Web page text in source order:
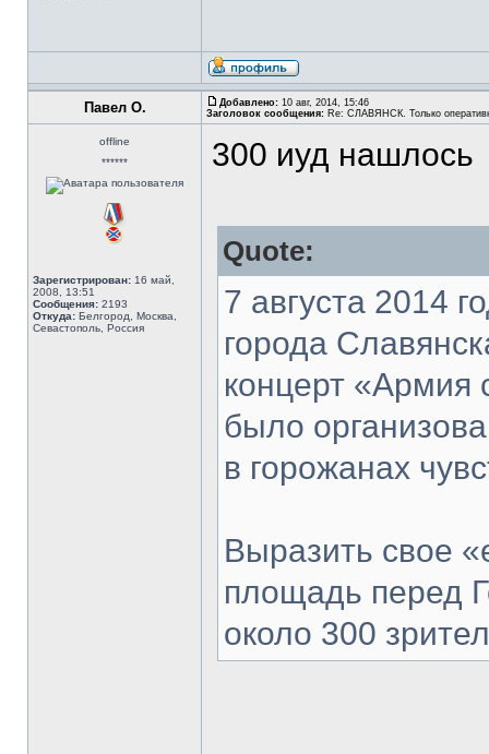
Павел О. Добавлено: 10 авг, 2014, 15:46
Заголовок сообщения: Re: СЛАВЯНСК. Только
offline
******
Зарегистрирован: 16 май,
2008, 13:51
Сообщения: 2193
Откуда: Белгород, Москва,
Севастополь, Россия
300 иуд нашлось
Quote:
7 августа 2014
города
концерт
было
в горожанах
Выразить свое
площадь перед
около 300